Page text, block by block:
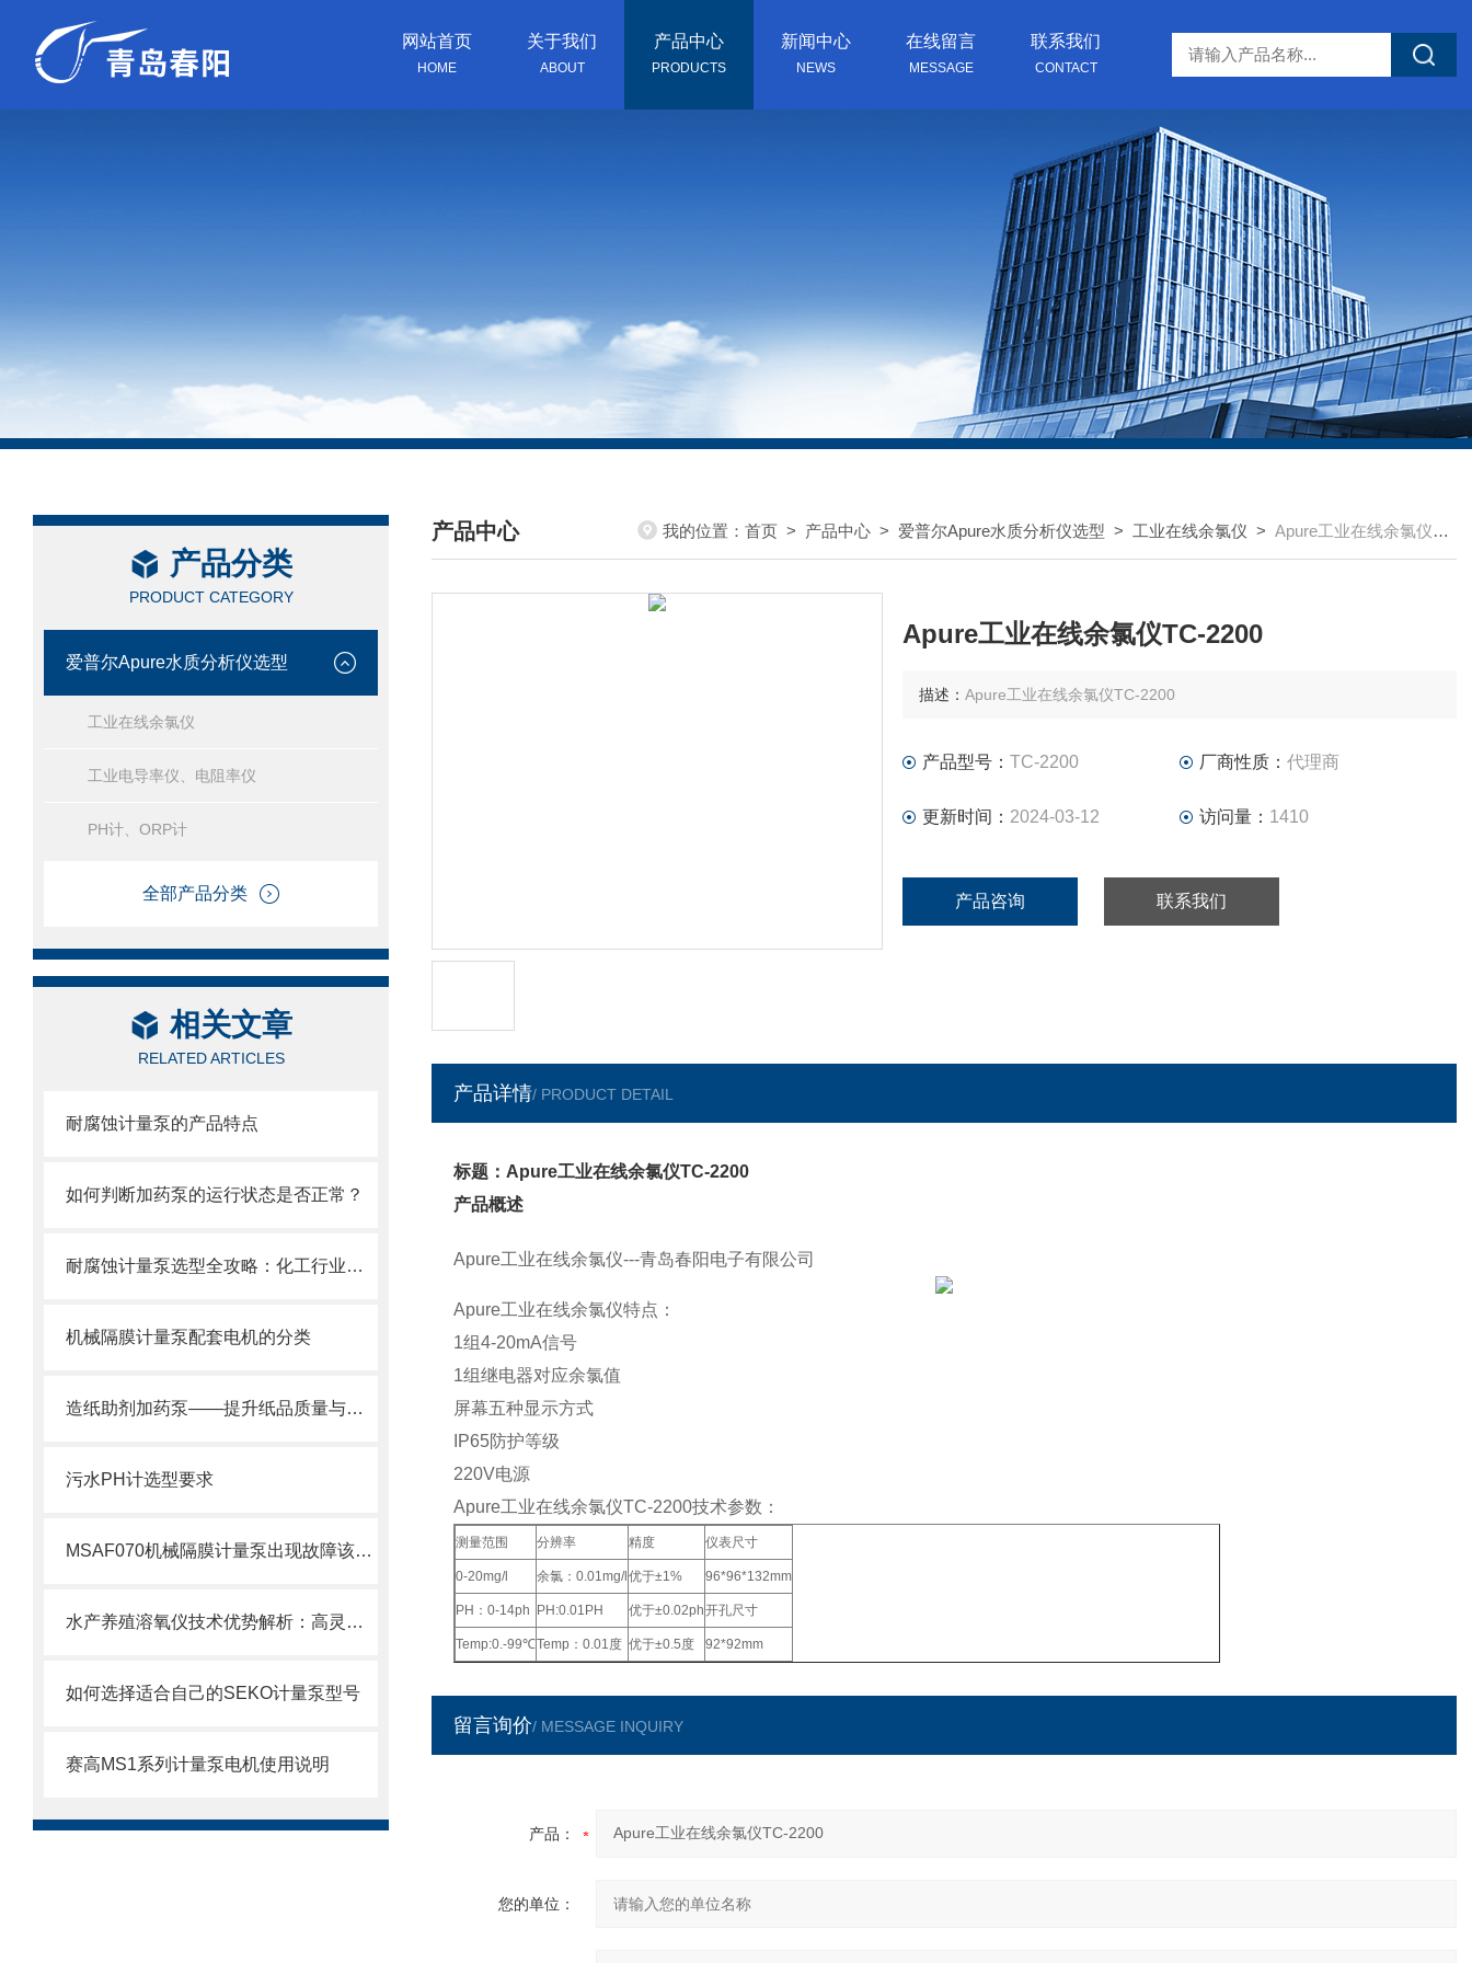
网站首页
HOME
关于我们
ABOUT
产品中心
PRODUCTS
新闻中心
NEWS
在线留言
MESSAGE
联系我们
CONTACT
产品分类
PRODUCT CATEGORY
爱普尔Apure水质分析仪选型
工业在线余氯仪
工业电导率仪、电阻率仪
PH计、ORP计
全部产品分类
相关文章
RELATED ARTICLES
耐腐蚀计量泵的产品特点
如何判断加药泵的运行状态是否正常？
耐腐蚀计量泵选型全攻略：化工行业精准加药如何选对设备
机械隔膜计量泵配套电机的分类
造纸助剂加药泵——提升纸品质量与生产效率的关键设备
污水PH计选型要求
MSAF070机械隔膜计量泵出现故障该如何处理呢？
水产养殖溶氧仪技术优势解析：高灵敏度、抗干扰强，适配各类水产养殖场景的核心亮点
如何选择适合自己的SEKO计量泵型号
赛高MS1系列计量泵电机使用说明
产品中心
/ PRODUCTS CENTER
我的位置：首页 > 产品中心 > 爱普尔Apure水质分析仪选型 > 工业在线余氯仪 >Apure工业在线余氯仪TC-2200
Apure工业在线余氯仪TC-2200
描述： Apure工业在线余氯仪TC-2200
产品型号： TC-2200 厂商性质： 代理商
更新时间： 2024-03-12 访问量： 1410
产品咨询 联系我们
产品详情/ PRODUCT DETAIL
标题：Apure工业在线余氯仪TC-2200
产品概述
Apure工业在线余氯仪---青岛春阳电子有限公司
Apure工业在线余氯仪特点：
1组4-20mA信号
1组继电器对应余氯值
屏幕五种显示方式
IP65防护等级
220V电源
Apure工业在线余氯仪TC-2200技术参数：
测量范围 分辨率 精度 仪表尺寸
0-20mg/l 余氯：0.01mg/l 优于±1% 96*96*132mm
PH：0-14ph PH:0.01PH 优于±0.02ph开孔尺寸
Temp:0.-99℃Temp：0.01度 优于±0.5度 92*92mm
留言询价/ MESSAGE INQUIRY
产品：
您的单位：